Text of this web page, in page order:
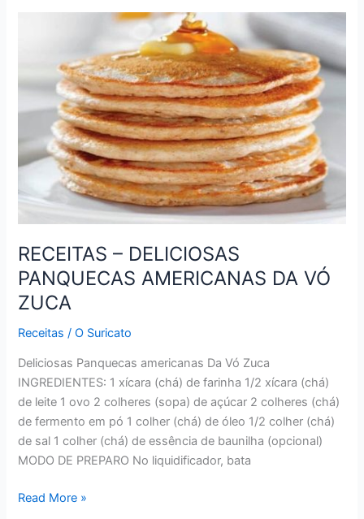
CHOCOLATE
MICRO-
ONDAS
VÓ
ZUCA
RECEITAS – DELICIOSAS
PANQUECAS AMERICANAS DA VÓ
ZUCA
Receitas /O Suricato
Deliciosas Panquecas americanas Da Vó Zuca
INGREDIENTES: 1 xícara (chá) de farinha 1/2 xícara (chá)
de leite 1 ovo 2 colheres (sopa) de açúcar 2 colheres (chá)
de fermento em pó 1 colher (chá) de óleo 1/2 colher (chá)
de sal 1 colher (chá) de essência de baunilha (opcional)
MODO DE PREPARO No liquidificador, bata
RECEITAS
Read More »